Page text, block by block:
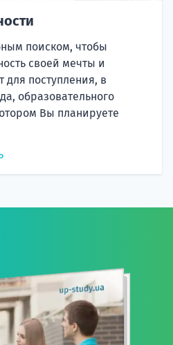
поиском, чтобы
своей мечты и
для поступления, в
образовательного
Вы планируете